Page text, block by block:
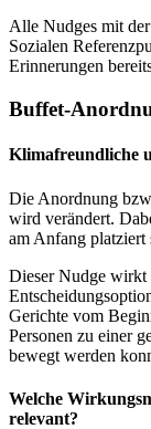
Alle Nudges mit
Sozialen
Erinnerungen
Buffet-
Klimafreundliche
Die Anordnung
wird verändert.
am Anfang platziert
Dieser Nudge wirkt
Gerichte vom
Personen zu einer
bewegt werden
Welche
relevant?